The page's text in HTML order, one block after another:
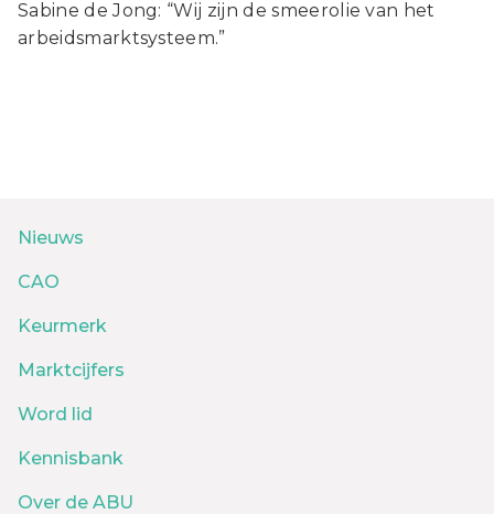
Sabine de Jong: “Wij zijn de smeerolie van het
arbeidsmarktsysteem.”
Nieuws
CAO
Keurmerk
Marktcijfers
Word lid
Kennisbank
Over de ABU